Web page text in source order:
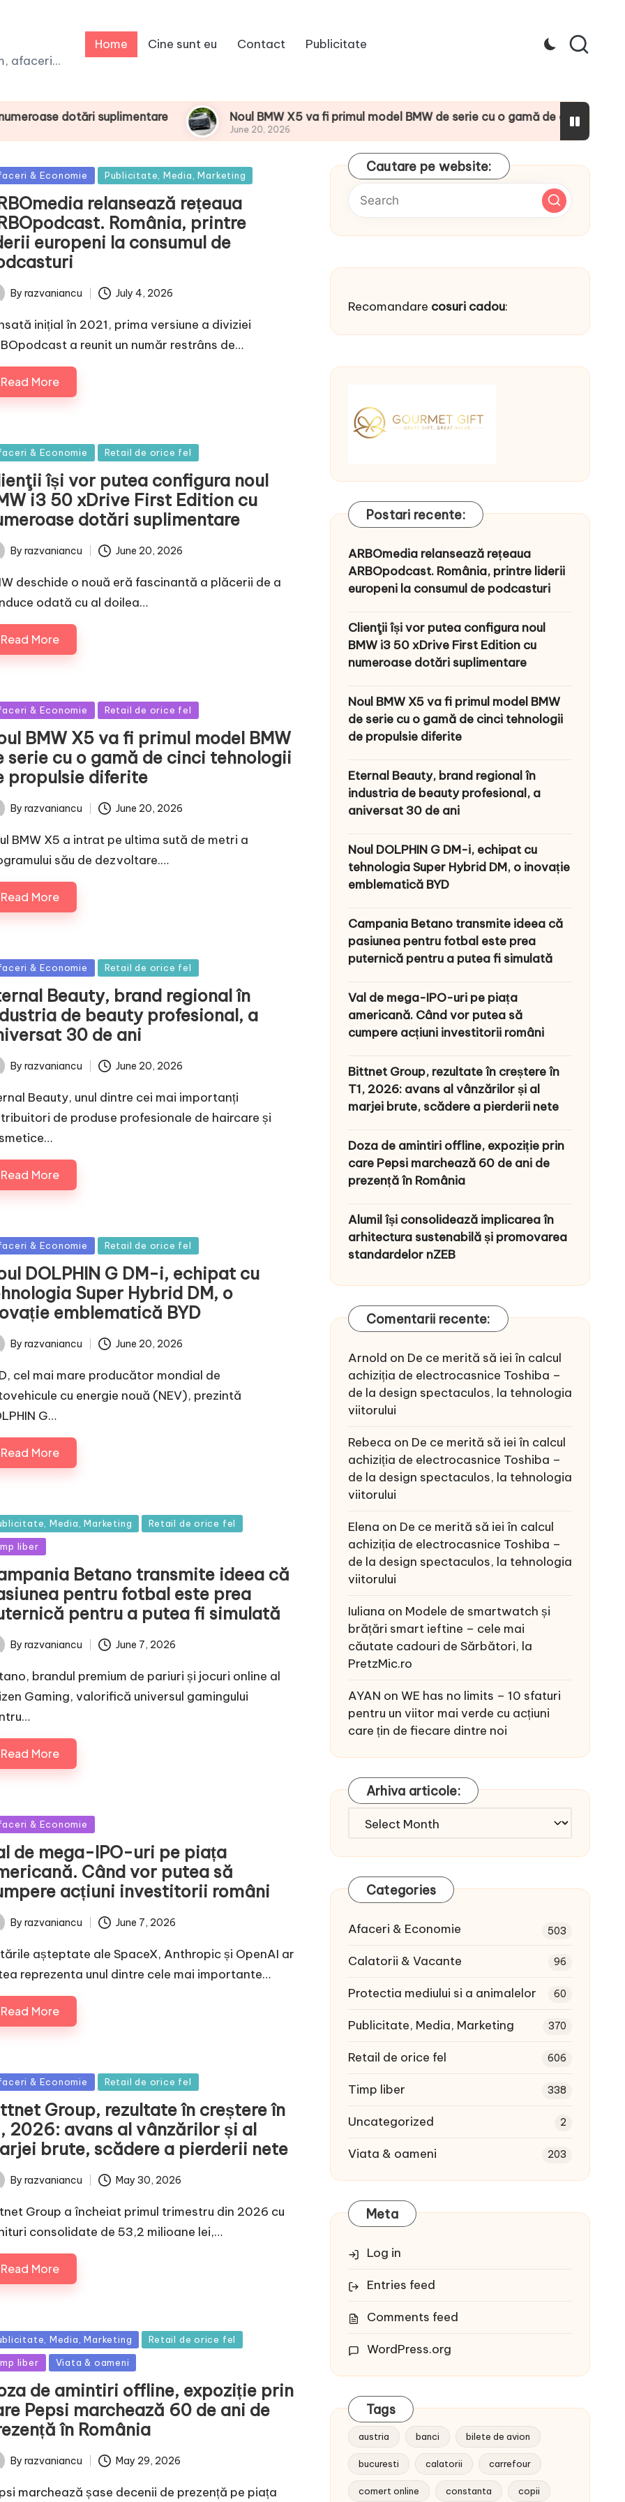
afaceri...
Home Cine sunt eu Contact Publicitate
Noul BMW X5 va fi primul model BMW de serie cu o gamă de cinci tehnologii de propulsie
& Economie Publicitate, Media, Marketing
relansează rețeaua
România, printre
europeni la consumul de
By razvaniancu July 4, 2026
inițial în 2021, prima versiune a diviziei
a reunit un număr restrâns de…
Read More
& Economie Retail de orice fel
își vor putea configura noul
i3 50 xDrive First Edition cu
dotări suplimentare
By razvaniancu June 20, 2026
deschide o nouă eră fascinantă a plăcerii de a
odată cu al doilea…
Read More
& Economie Retail de orice fel
BMW X5 va fi primul model BMW
serie cu o gamă de cinci tehnologii
propulsie diferite
By razvaniancu June 20, 2026
BMW X5 a intrat pe ultima sută de metri a
său de dezvoltare.…
Read More
& Economie Retail de orice fel
Beauty, brand regional în
de beauty profesional, a
30 de ani
By razvaniancu June 20, 2026
Beauty, unul dintre cei mai importanți
de produse profesionale de haircare și
Read More
& Economie Retail de orice fel
DOLPHIN G DM-i, echipat cu
Super Hybrid DM, o
emblematică BYD
By razvaniancu June 20, 2026
cel mai mare producător mondial de
cu energie nouă (NEV), prezintă
G…
Read More
Media, Marketing Retail de orice fel
liber
Betano transmite ideea că
pentru fotbal este prea
pentru a putea fi simulată
By razvaniancu June 7, 2026
brandul premium de pariuri și jocuri online al
Gaming, valorifică universul gamingului
Read More
& Economie
de mega-IPO-uri pe piața
Când vor putea să
acțiuni investitorii români
By razvaniancu June 7, 2026
așteptate ale SpaceX, Anthropic și OpenAI ar
reprezenta unul dintre cele mai importante…
Read More
& Economie Retail de orice fel
Group, rezultate în creștere în
2026: avans al vânzărilor și al
brute, scădere a pierderii nete
By razvaniancu May 30, 2026
Group a încheiat primul trimestru din 2026 cu
consolidate de 53,2 milioane lei,…
Read More
Media, Marketing Retail de orice fel
liber Viata & oameni
de amintiri offline, expoziție prin
Pepsi marchează 60 de ani de
în România
By razvaniancu May 29, 2026
marchează șase decenii de prezență pe piața
Cautare pe website:
Recomandare cosuri cadou:
Postari recente:
ARBOmedia relansează rețeaua
ARBOpodcast. România, printre liderii
europeni la consumul de podcasturi
Clienţii își vor putea configura noul
BMW i3 50 xDrive First Edition cu
numeroase dotări suplimentare
Noul BMW X5 va fi primul model BMW
de serie cu o gamă de cinci tehnologii
de propulsie diferite
Eternal Beauty, brand regional în
industria de beauty profesional, a
aniversat 30 de ani
Noul DOLPHIN G DM-i, echipat cu
tehnologia Super Hybrid DM, o inovație
emblematică BYD
Campania Betano transmite ideea că
pasiunea pentru fotbal este prea
puternică pentru a putea fi simulată
Val de mega-IPO-uri pe piața
americană. Când vor putea să
cumpere acțiuni investitorii români
Bittnet Group, rezultate în creștere în
T1, 2026: avans al vânzărilor și al
marjei brute, scădere a pierderii nete
Doza de amintiri offline, expoziție prin
care Pepsi marchează 60 de ani de
prezență în România
Alumil își consolidează implicarea în
arhitectura sustenabilă și promovarea
standardelor nZEB
Comentarii recente:
Arnold on De ce merită să iei în calcul
achiziția de electrocasnice Toshiba –
de la design spectaculos, la tehnologia
viitorului
Rebeca on De ce merită să iei în calcul
achiziția de electrocasnice Toshiba –
de la design spectaculos, la tehnologia
viitorului
Elena on De ce merită să iei în calcul
achiziția de electrocasnice Toshiba –
de la design spectaculos, la tehnologia
viitorului
Iuliana on Modele de smartwatch și
brățări smart ieftine – cele mai
căutate cadouri de Sărbători, la
PretzMic.ro
AYAN on WE has no limits – 10 sfaturi
pentru un viitor mai verde cu acțiuni
care țin de fiecare dintre noi
Arhiva articole:
Arhiva
Categories
Afaceri & Economie 503
Calatorii & Vacante 96
Protectia mediului si a animalelor 60
Publicitate, Media, Marketing 370
Retail de orice fel 606
Timp liber 338
Uncategorized 2
Viata & oameni 203
Meta
Log in
Entries feed
Comments feed
WordPress.org
Tags
austria banci bilete de avion
bucuresti calatorii carrefour
comert online constanta copii